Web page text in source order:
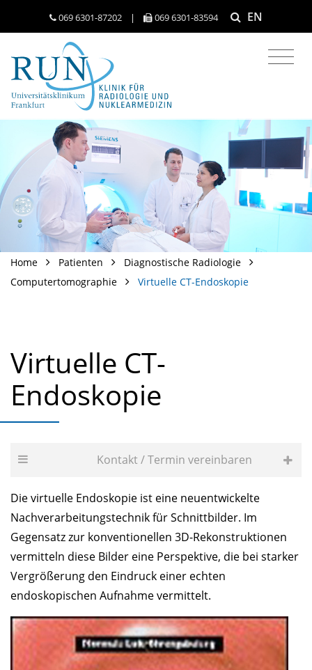
069 6301-​87202 | 069 6301-​83594 EN
Home Patienten
Diagnostische Radiologie
Computertomographie
Virtuelle CT-Endoskopie
Virtuelle CT-
Endoskopie
Kontakt / Termin vereinbaren
Die virtuelle Endoskopie ist eine neuentwickelte
Nachverarbeitungstechnik für Schnittbilder. Im
Gegensatz zur konventionellen 3D-Rekonstruktionen
vermitteln diese Bilder eine Perspektive, die bei starker
Vergrößerung den Eindruck einer echten
endoskopischen Aufnahme vermittelt.